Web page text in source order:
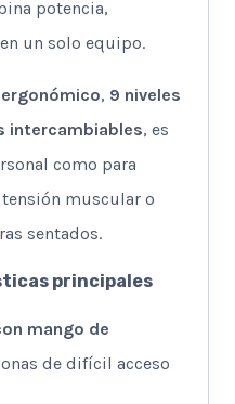
potencia,
un solo equipo.
, 9 niveles
intercambiables, es
como para
muscular o
sentados.
principales
mango de
de difícil acceso